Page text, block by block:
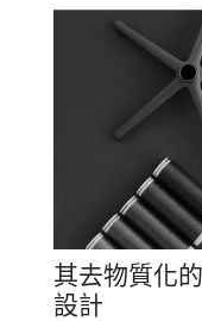
其去物質化
設計